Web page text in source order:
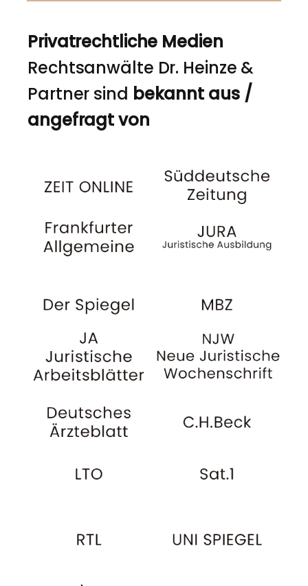
Privatrechtliche Medien
Rechtsanwälte Dr. Heinze &
Partner sind bekannt aus /
angefragt von